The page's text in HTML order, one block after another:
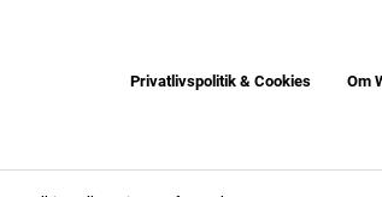
Privatlivspolitik & Cookies Om